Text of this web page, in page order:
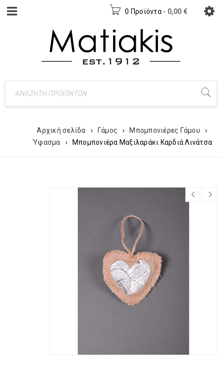
0 Προϊόντα - 0,00 €
Αρχική σελίδα › Γάμος › Μπομπονιέρες Γάμου
›
Ύφασμα
› Μπομπονιέρα Μαξιλαράκι Καρδιά Λινάτσα